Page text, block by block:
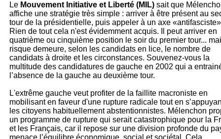
Le Mouvement Initiative et Liberté (MIL) sait que
affiche une stratégie très simple : arriver à être présent au
tour de la présidentielle, puis appeler à un axe
Rien de tout cela n'est évidemment acquis. Il peut arriver en
quatrième ou cinquième position le soir du premier tour...
risque demeure, selon les candidats en lice, le nombre de
candidats à droite et les circonstances. Souvenez-vous la
multitude des candidatures de gauche en 2002 qui a
l’absence de la gauche au deuxième tour.
L'extrême gauche veut profiter de la faillite macroniste en
mobilisant en faveur d'une rupture radicale tout en
les citoyens habituellement abstentionnistes. Mélenchon
un programme de rupture qui serait catastrophique pour la
et les Français, car il repose sur une division profonde du